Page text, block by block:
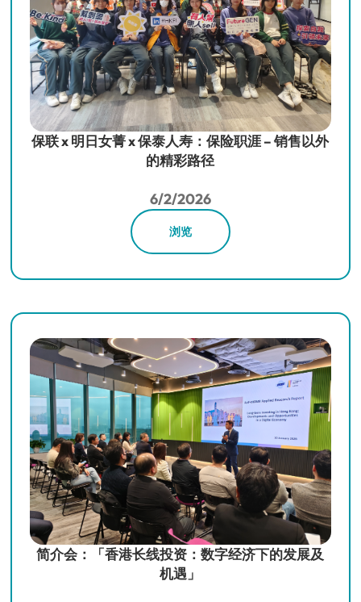
保联 x 明日女菁 x 保泰人寿：保险职涯 – 销售以外
的精彩路径
6/2/2026
浏览
简介会：「香港长线投资：数字经济下的发展及
机遇」